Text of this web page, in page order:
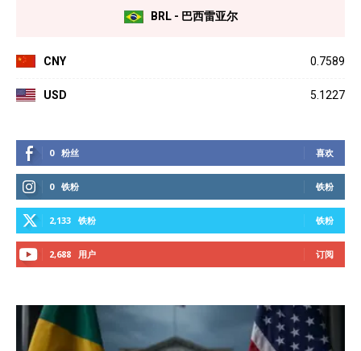
BRL - 巴西雷亚尔
CNY 0.7589
USD 5.1227
0 粉丝 喜欢
0 铁粉 铁粉
2,133 铁粉 铁粉
2,688 用户 订阅